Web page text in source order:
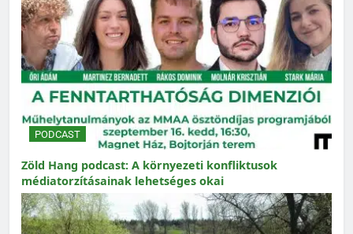
PODCAST
Zöld Hang podcast: A környezeti konfliktusok
médiatorzításainak lehetséges okai